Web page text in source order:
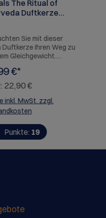
The Ritual of
Duftkerze
Sie mit dieser
Duftkerze Ihren Weg zu
Gleichgewicht.
Inhaltsstoffen,
und
Rose. Die Kerze
bis zu 27 Stunden lang.
€*
22,90 €
inkl. MwSt. zzgl.
Punkte: 19